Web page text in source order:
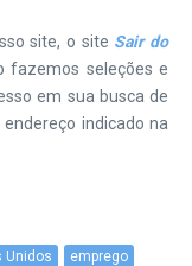
site, o site Sair do
fazemos seleções e
em sua busca de
indicado na
Unidos
emprego